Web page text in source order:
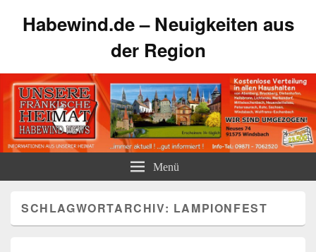
Habewind.de – Neuigkeiten aus
der Region
Menü
SCHLAGWORTARCHIV: LAMPIONFEST